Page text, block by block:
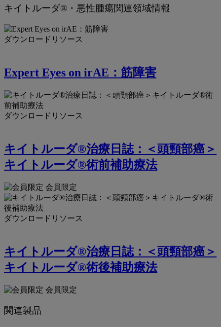
キイトルーダ®・悪性腫瘍関連領域情報
ダウンロードリソース
Expert Eyes on irAE：筋障害
ダウンロードリソース
キイトルーダ®治療日誌：＜頭頸部癌＞
キイトルーダ®術前補助療法
会員限定
ダウンロードリソース
キイトルーダ®治療日誌：＜頭頸部癌＞
キイトルーダ®術後補助療法
会員限定
関連製品